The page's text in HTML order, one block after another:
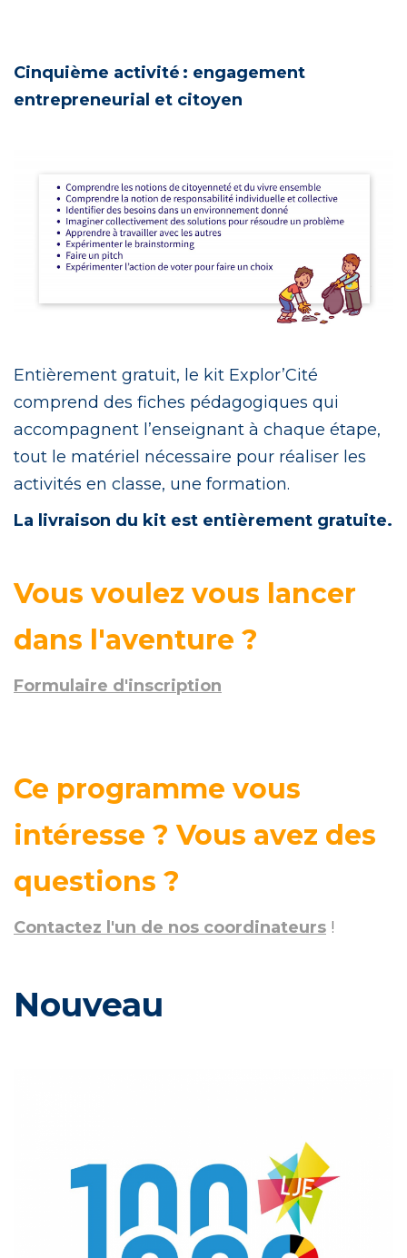
Cinquième activité : engagement
entrepreneurial et citoyen
Entièrement gratuit, le kit Explor’Cité
comprend des fiches pédagogiques qui
accompagnent l’enseignant à chaque étape,
tout le matériel nécessaire pour réaliser les
activités en classe, une formation.
La livraison du kit est entièrement gratuite.
Vous voulez vous lancer
dans l'aventure ?
Formulaire d'inscription
Ce programme vous
intéresse ? Vous avez des
questions ?
Contactez l'un de nos coordinateurs !
Nouveau